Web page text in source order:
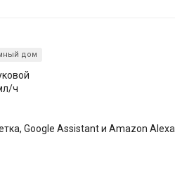
дом
ч
Google Assistant и Amazon Alexa